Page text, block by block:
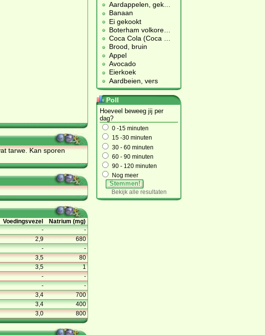
tar­we. Kan sporen
Voedingsvezel
Natrium (mg)
-
-
2,9
680
-
-
3,5
80
3,5
1
-
-
-
-
3,4
700
3,4
400
3,0 800
Aardappelen, gek
Banaan
Ei gekookt
Boterham volkore
Coca Cola (Coca
Brood, bruin
Appel
Avocado
Eierkoek
Aardbeien, vers
Poll
Hoeveel beweeg jij per
dag?
0 -15 minuten
15 -30 minuten
30 - 60 minuten
60 - 90 minuten
90 - 120 minuten
Nog meer
Stemmen!
Bekijk alle resultaten